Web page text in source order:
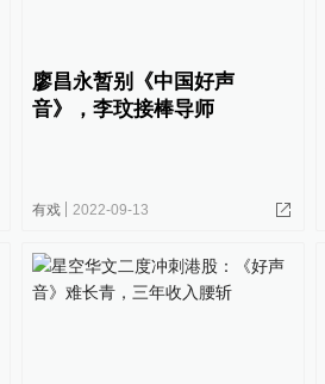
廖昌永暂别《中国好声
音》，李玟接棒导师
有戏 2022-09-13